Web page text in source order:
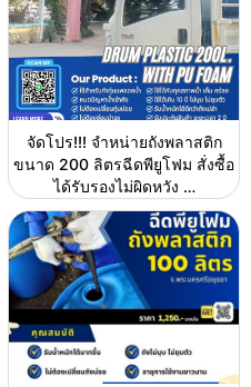
จัดโปร!!! จำหน่ายถังพลาสติก
ขนาด 200 ลิตรฉีดพียูโฟม สั่งซื้อ
ได้รับรองไม่ผิดหวัง …